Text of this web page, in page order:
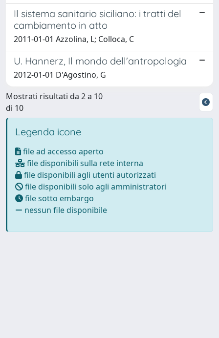
Il sistema sanitario siciliano: i tratti del
cambiamento in atto
2011-01-01 Azzolina, L; Colloca, C
U. Hannerz, Il mondo dell'antropologia
2012-01-01 D'Agostino, G
Mostrati risultati da 2 a 10
di 10
Legenda icone
file ad accesso aperto
file disponibili sulla rete interna
file disponibili agli utenti autorizzati
file disponibili solo agli amministratori
file sotto embargo
nessun file disponibile